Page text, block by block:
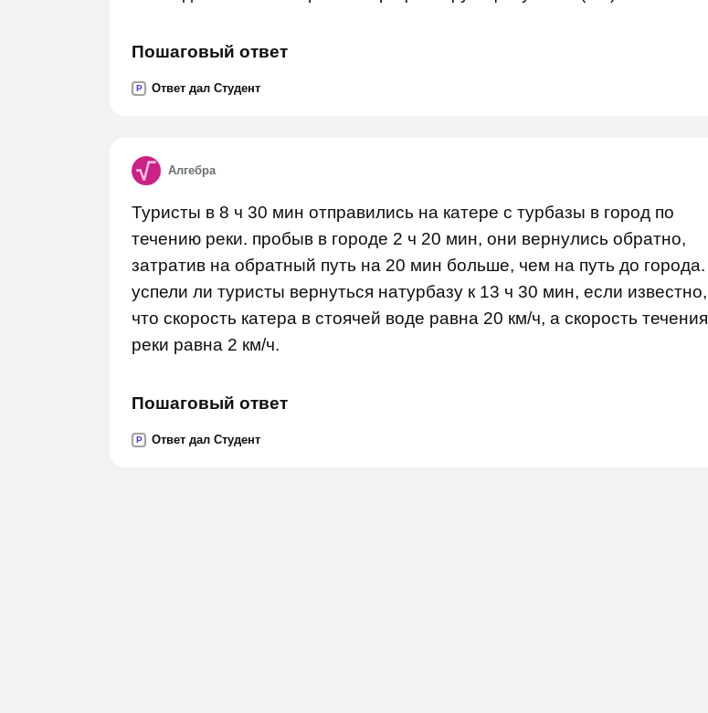
Пошаговый ответ
P Ответ дал Студент
Алгебра
Туристы в 8 ч 30 мин отправились на катере с турбазы в город по
течению реки. пробыв в городе 2 ч 20 мин, они вернулись обратно,
затратив на обратный путь на 20 мин больше, чем на путь до города.
успели ли туристы вернуться натурбазу к 13 ч 30 мин, если известно,
что скорость катера в стоячей воде равна 20 км/ч, а скорость течения
реки равна 2 км/ч.
Пошаговый ответ
P Ответ дал Студент